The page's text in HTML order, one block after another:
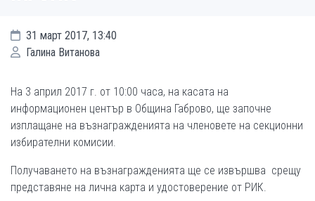
31 март 2017, 13:40
Галина Витанова
На 3 април 2017 г. от 10:00 часа, на касата на
информационен център в Община Габрово, ще започне
изплащане на възнагражденията на членовете на секционни
избирателни комисии.
Получаването на възнагражденията ще се извършва срещу
представяне на лична карта и удостоверение от РИК.